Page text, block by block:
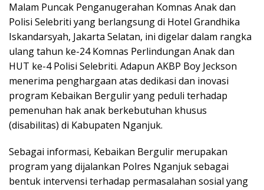
Malam Puncak Penganugerahan Komnas Anak dan
Polisi Selebriti yang berlangsung di Hotel Grandhika
Iskandarsyah, Jakarta Selatan, ini digelar dalam rangka
ulang tahun ke-24 Komnas Perlindungan Anak dan
HUT ke-4 Polisi Selebriti. Adapun AKBP Boy Jeckson
menerima penghargaan atas dedikasi dan inovasi
program Kebaikan Bergulir yang peduli terhadap
pemenuhan hak anak berkebutuhan khusus
(disabilitas) di Kabupaten Nganjuk.
Sebagai informasi, Kebaikan Bergulir merupakan
program yang dijalankan Polres Nganjuk sebagai
bentuk intervensi terhadap permasalahan sosial yang